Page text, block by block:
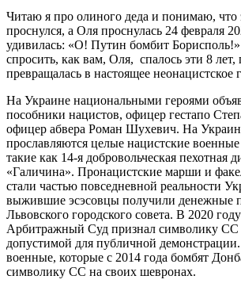
Читаю я про олиного деда и понимаю, что
проснулся, а Оля проснулась 24 февраля
удивилась: «О! Путин бомбит
спросить, как вам, Оля, спалось эти 8 лет,
превращалась в настоящее неонацистское
На Украине национальными героями
пособники нацистов, офицер гестапо
офицер абвера Роман Шухевич. На
прославляются целые нацистские военные
такие как 14-я добровольческая пехотная
«Галичина». Пронацистские марши и
стали частью повседневной реальности
выжившие эсэсовцы получили денежные
Львовского городского совета. В 2020
Арбитражный Суд признал символику СС
допустимой для публичной
военные, которые с 2014 года бомбят
символику СС на своих шевронах.